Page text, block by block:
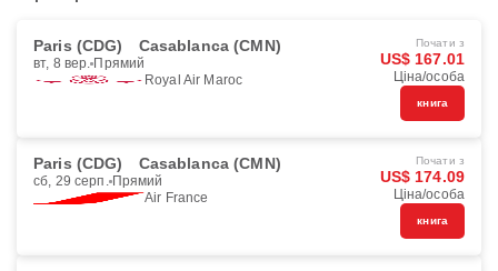
Paris (CDG) Casablanca (CMN)
вт, 8 вер. Прямий
Royal Air Maroc
Почати з
US$ 167.01
Ціна/особа
книга
Paris (CDG) Casablanca (CMN)
сб, 29 серп. Прямий
Air France
Почати з
US$ 174.09
Ціна/особа
книга